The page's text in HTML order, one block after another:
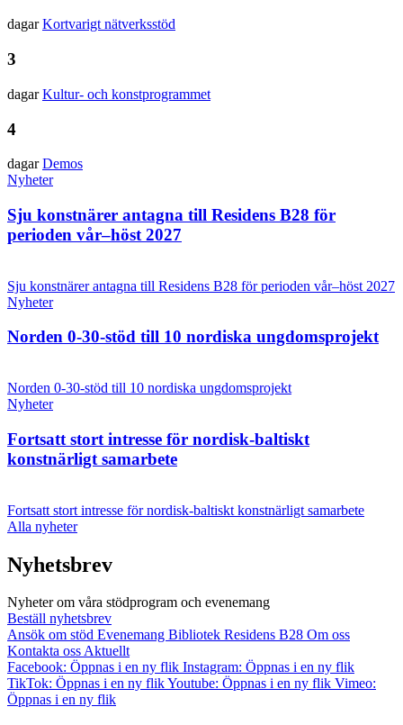
dagarKortvarigt nätverks­stöd
3
dagarKultur- och konst­programmet
4
dagarDemos
Nyheter
Sju konstnärer antagna till Residens B28 för
perioden vår–höst 2027
Sju konstnärer antagna till Residens B28 för perioden vår–höst 2027
Nyheter
Norden 0-30-stöd till 10 nordiska ungdomsprojekt
Norden 0-30-stöd till 10 nordiska ungdomsprojekt
Nyheter
Fortsatt stort intresse för nordisk-baltiskt
konstnärligt samarbete
Fortsatt stort intresse för nordisk-baltiskt konstnärligt samarbete
Alla nyheter
Nyhetsbrev
Nyheter om våra stödprogram och evenemang
Beställ nyhetsbrev
Ansök om stöd Evenemang Bibliotek Residens B28 Om oss
Kontakta ossAktuellt
Facebook: Öppnas i en ny flik Instagram: Öppnas i en ny flik
TikTok: Öppnas i en ny flikYoutube: Öppnas i en ny flik Vimeo:
Öppnas i en ny flik